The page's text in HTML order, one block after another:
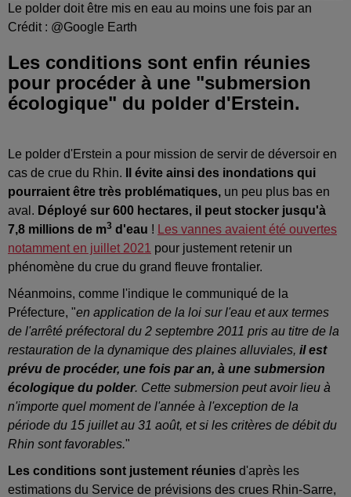
Le polder doit être mis en eau au moins une fois par an
Crédit : @Google Earth
Les conditions sont enfin réunies
pour procéder à une "submersion
écologique" du polder d'Erstein.
Le polder d'Erstein a pour mission de servir de déversoir en
cas de crue du Rhin.
Il évite ainsi des inondations qui
pourraient être très problématiques, un peu plus bas en
aval. Déployé sur 600 hectares, il peut stocker jusqu'à
7,8 millions de m3 d'eau ! Les vannes avaient été ouvertes
notamment en juillet 2021 pour justement retenir un
phénomène du crue du grand fleuve frontalier.
Néanmoins, comme l'indique le communiqué de la
Préfecture, "en application de la loi sur l'eau et aux termes
de l'arrêté préfectoral du 2 septembre 2011 pris au titre de la
restauration de la dynamique des plaines alluviales, il est
prévu de procéder, une fois par an, à une submersion
écologique du polder. Cette submersion peut avoir lieu à
n'importe quel moment de l'année à l'exception de la
période du 15 juillet au 31 août, et si les critères de débit du
Rhin sont favorables."
Les conditions sont justement réunies d'après les
estimations du Service de prévisions des crues Rhin-Sarre,